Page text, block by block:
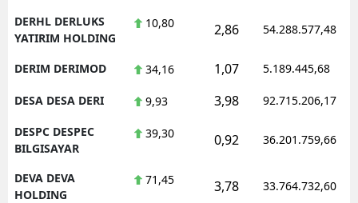
DERHL DERLUKS
YATIRIM HOLDING
10,80 2,86 54.288.577,48
DERIM DERIMOD 34,16 1,07 5.189.445,68
DESA DESA DERI 9,93 3,98 92.715.206,17
DESPC DESPEC
BILGISAYAR
39,30 0,92 36.201.759,66
DEVA DEVA
HOLDING
71,45 3,78 33.764.732,60